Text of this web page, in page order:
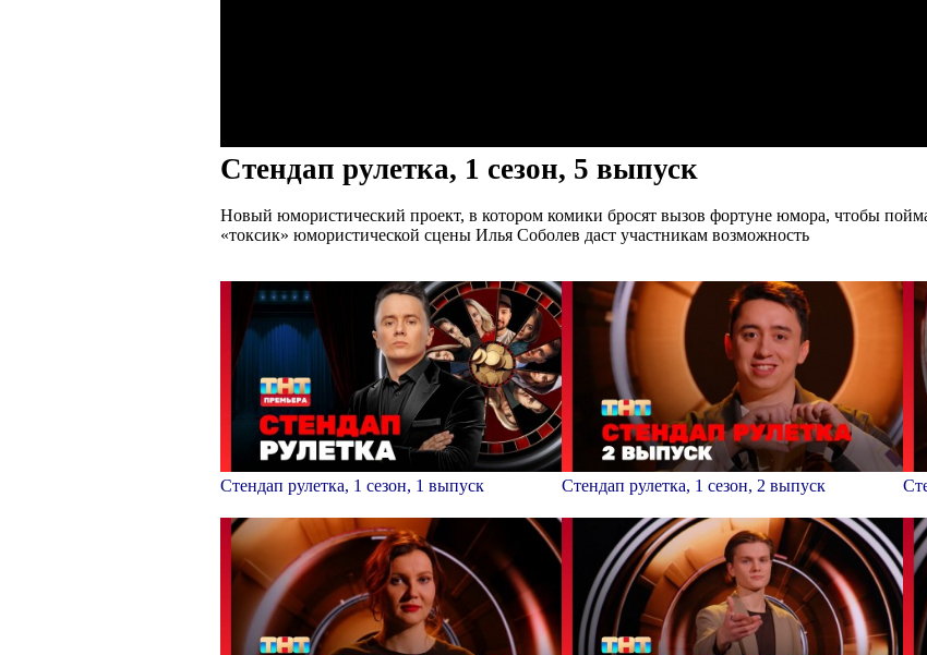
Стендап рулетка, 1 сезон, 5 выпуск
Новый юмористический проект, в котором комики бросят вызов фортуне юмора, чтобы
«токсик» юмористической сцены Илья Соболев даст участникам возможность
Стендап рулетка, 1 сезон, 1 выпуск Стендап рулетка, 1 сезон, 2 выпуск